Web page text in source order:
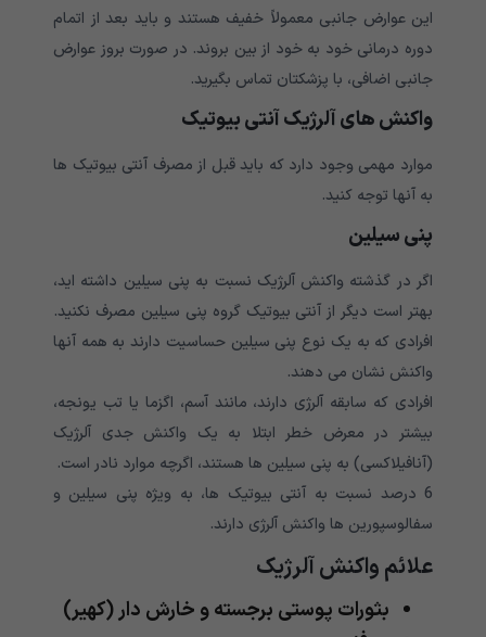
این عوارض جانبی معمولاً خفیف هستند و باید بعد از اتمام
دوره درمانی خود به خود از بین بروند. در صورت بروز عوارض
جانبی اضافی، با پزشکتان تماس بگیرید.
واکنش های آلرژیک آنتی بیوتیک
موارد مهمی وجود دارد که باید قبل از مصرف آنتی بیوتیک ها
به آنها توجه کنید.
پنی سیلین
اگر در گذشته واکنش آلرژیک نسبت به پنی سیلین داشته اید،
بهتر است دیگر از آنتی بیوتیک گروه پنی سیلین مصرف نکنید.
افرادی که به یک نوع پنی سیلین حساسیت دارند به همه آنها
واکنش نشان می دهند.
افرادی که سابقه آلرژی دارند، مانند آسم، اگزما یا تب یونجه،
بیشتر در معرض خطر ابتلا به یک واکنش جدی آلرژیک
(آنافیلاکسی) به پنی سیلین ها هستند، اگرچه موارد نادر است.
6 درصد نسبت به آنتی بیوتیک ها، به ویژه پنی سیلین و
سفالوسپورین ها واکنش آلرژی دارند.
علائم واکنش آلرژیک
بثورات پوستی برجسته و خارش دار (کهیر)